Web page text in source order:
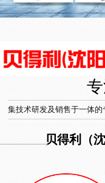
集技术研发及销售于一体的
贝得利（